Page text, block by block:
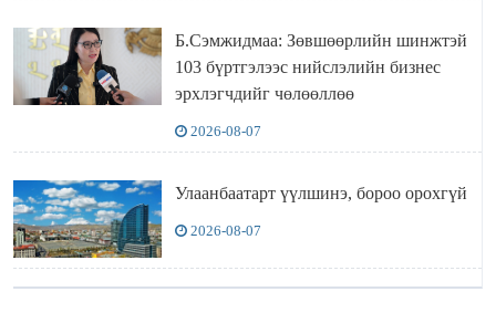
Б.Сэмжидмаа: Зөвшөөрлийн шинжтэй
103 бүртгэлээс нийслэлийн бизнес
эрхлэгчдийг чөлөөллөө
2026-08-07
Улаанбаатарт үүлшинэ, бороо орохгүй
2026-08-07